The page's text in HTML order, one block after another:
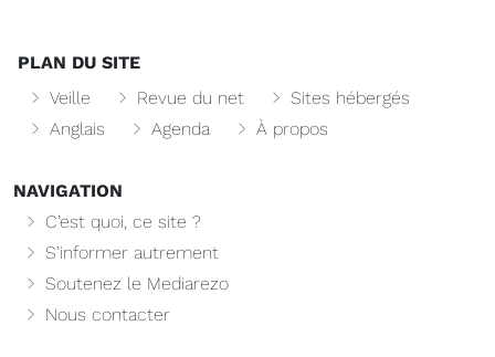
PLAN DU SITE
Veille
Revue du net
Sites hébergés
Anglais
Agenda À propos
NAVIGATION
C’est quoi, ce site ?
S’informer autrement
Soutenez le Mediarezo
Nous contacter